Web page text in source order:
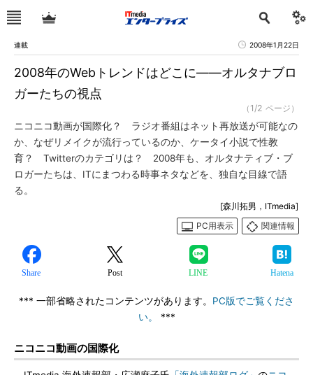
連載 2008年1月22日
2008年のWebトレンドはどこに――オルタナブロ
ガーたちの視点
（1/2 ページ）
ニコニコ動画が国際化？ ラジオ番組はネット再放送が可能なの
か、なぜリメイクが流行っているのか、ケータイ小説で性教
育？ Twitterのカテゴリは？ 2008年も、オルタナティブ・ブ
ロガーたちは、ITにまつわる時事ネタなどを、独自な目線で語
る。
[森川拓男，ITmedia]
PC用表示
関連情報
Share Post LINE Hatena
*** 一部省略されたコンテンツがあります。 PC版でご覧くださ
い。
***
ニコニコ動画の国際化